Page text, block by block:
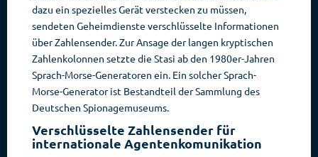
dazu ein spezielles Gerät verstecken zu müssen,
sendeten Geheimdienste verschlüsselte Informationen
über Zahlensender. Zur Ansage der langen kryptischen
Zahlenkolonnen setzte die Stasi ab den 1980er-Jahren
Sprach-Morse-Generatoren ein. Ein solcher Sprach-
Morse-Generator ist Bestandteil der Sammlung des
Deutschen Spionagemuseums.
Verschlüsselte Zahlensender für
internationale Agentenkomunikation